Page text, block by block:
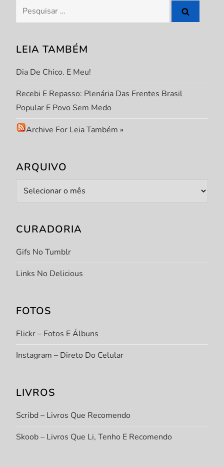
e
P
o
s
t
Pesquisar
por:
LEIA TAMBÉM
Dia De Chico. E Meu!
Recebi E Repasso: Plenária Das Frentes Brasil
Popular E Povo Sem Medo
Archive For Leia Também »
ARQUIVO
Arquivo
CURADORIA
Gifs No Tumblr
Links No Delicious
FOTOS
Flickr – Fotos E Álbuns
Instagram – Direto Do Celular
LIVROS
Scribd – Livros Que Recomendo
Skoob – Livros Que Li, Tenho E Recomendo